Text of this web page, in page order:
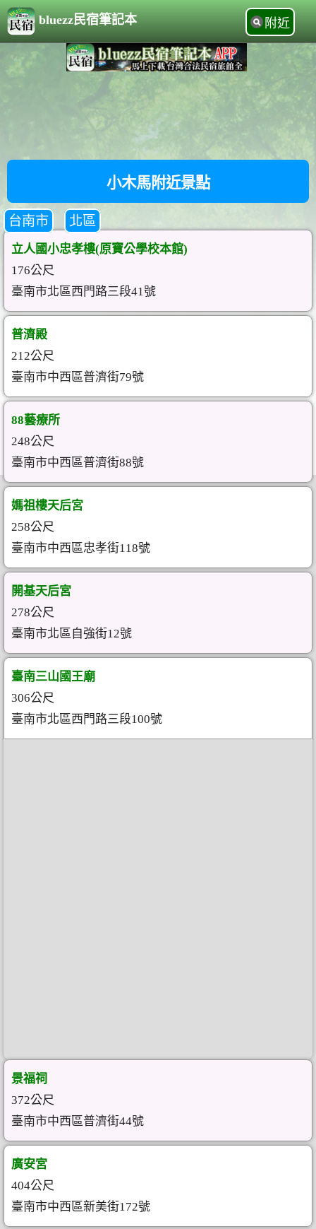
bluezz民宿筆記本 附近
小木馬附近景點
台南市 北區
立人國小忠孝樓(原寶公學校本館)
176公尺
臺南市北區西門路三段41號
普濟殿
212公尺
臺南市中西區普濟街79號
88藝療所
248公尺
臺南市中西區普濟街88號
媽祖樓天后宮
258公尺
臺南市中西區忠孝街118號
開基天后宮
278公尺
臺南市北區自強街12號
臺南三山國王廟
306公尺
臺南市北區西門路三段100號
景福祠
372公尺
臺南市中西區普濟街44號
廣安宮
404公尺
臺南市中西區新美街172號